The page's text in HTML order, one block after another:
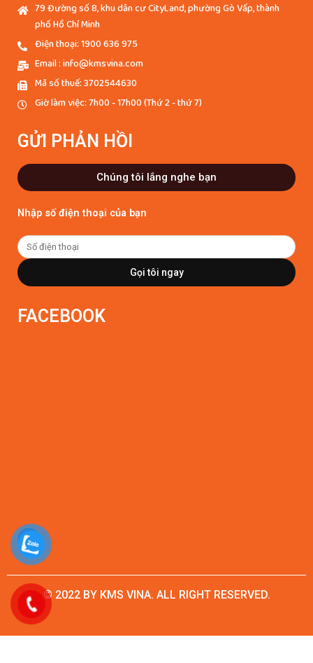
79 Đường số 8, khu dân cư CityLand, phường Gò Vấp, thành
phố Hồ Chí Minh
Điện thoại: 1900 636 975
Email : info@kmsvina.com
Mã số thuế: 3702544630
Giờ làm việc: 7h00 - 17h00 (Thứ 2 - thứ 7)
GỬI PHẢN HỒI
Chúng tôi lắng nghe bạn
Nhập số điện thoại của bạn
Gọi tôi ngay
FACEBOOK
© 2022 BY KMS VINA. ALL RIGHT RESERVED.